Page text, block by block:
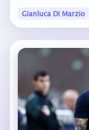
Gianluca Di Marzio